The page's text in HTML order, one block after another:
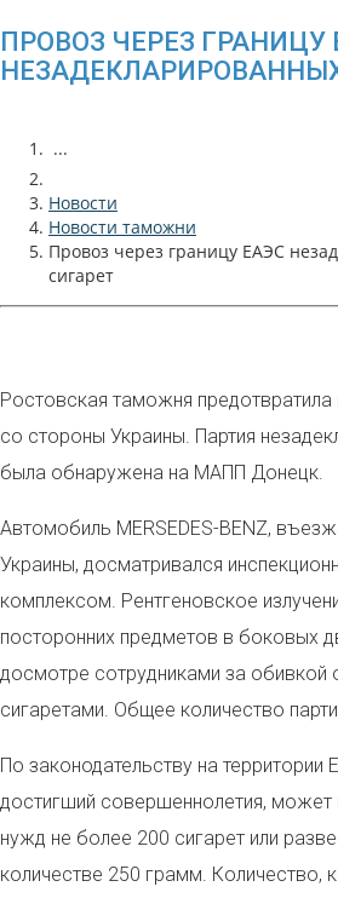
ПРОВОЗ ЧЕРЕЗ ГРАНИЦУ
...
Новости
Новости таможни
Провоз через границу ЕАЭС
сигарет
Ростовская таможня предотвратила
со стороны Украины. Партия
была обнаружена на МАПП Донецк.
Автомобиль MERSEDES-BENZ,
Украины, досматривался
комплексом. Рентгеновское
посторонних предметов в боковых
досмотре сотрудниками за обивкой
сигаретами. Общее количество
По законодательству на территории
достигший совершеннолетия, может
нужд не более 200 сигарет или
количестве 250 грамм. Количество,